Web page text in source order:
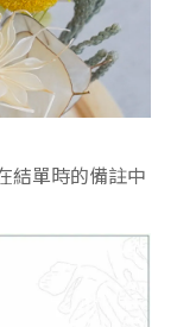
結單時的備註中